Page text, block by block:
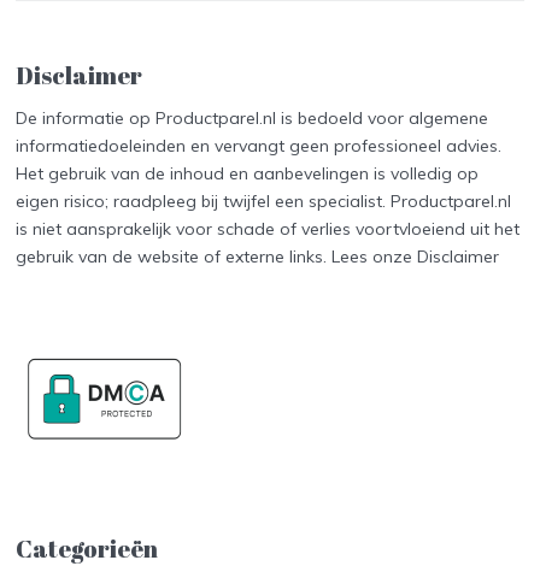
Disclaimer
De informatie op Productparel.nl is bedoeld voor algemene
informatiedoeleinden en vervangt geen professioneel advies.
Het gebruik van de inhoud en aanbevelingen is volledig op
eigen risico; raadpleeg bij twijfel een specialist. Productparel.nl
is niet aansprakelijk voor schade of verlies voortvloeiend uit het
gebruik van de website of externe links. Lees onzeDisclaimer
Categorieën